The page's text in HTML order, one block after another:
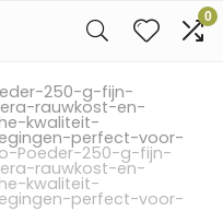
0
250-g-fijn-
rauwkost-en-
kwaliteit-
perfect-voor-
Poeder-250-g-fijn-
rauwkost-en-
kwaliteit-
perfect-voor-